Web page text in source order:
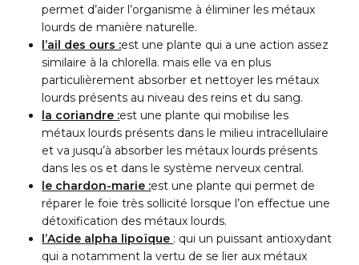
permet d’aider l’organisme à éliminer les métaux
lourds de manière naturelle.
l’ail des ours :est une plante qui a une action assez
similaire à la chlorella. mais elle va en plus
particulièrement absorber et nettoyer les métaux
lourds présents au niveau des reins et du sang.
la coriandre :est une plante qui mobilise les
métaux lourds présents dans le milieu intracellulaire
et va jusqu’à absorber les métaux lourds présents
dans les os et dans le système nerveux central.
le chardon-marie :est une plante qui permet de
réparer le foie très sollicité lorsque l’on effectue une
détoxification des métaux lourds.
l’Acide alpha lipoïque : qui un puissant antioxydant
qui a notamment la vertu de se lier aux métaux